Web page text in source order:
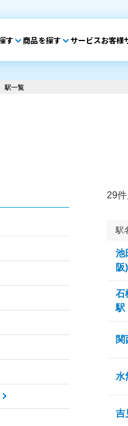
す 商品を探す サービスお客様
駅一覧
29
駅
池
阪)
石
駅
関
水
吉